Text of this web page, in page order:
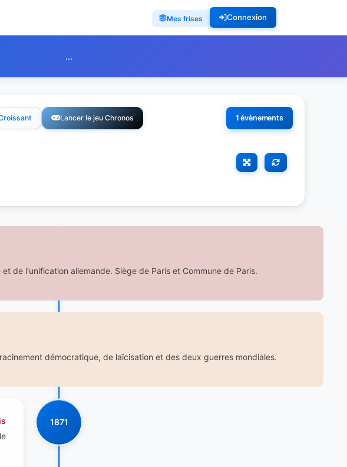
Mes frises Connexion
...
1 évènements
Lancer le jeu Chronos
de l'unification allemande. Siège de Paris et Commune de Paris.
démocratique, de laïcisation et des deux guerres mondiales.
1871